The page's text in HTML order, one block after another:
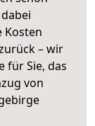
Kosten
– wir
für Sie, das
von